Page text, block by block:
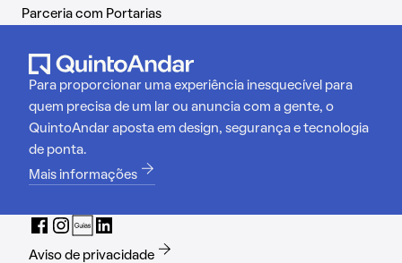
Parceria com Portarias
Para proporcionar uma experiência inesquecível para
quem precisa de um lar ou anuncia com a gente, o
QuintoAndar aposta em design, segurança e tecnologia
de ponta.
Mais informações
Aviso de privacidade